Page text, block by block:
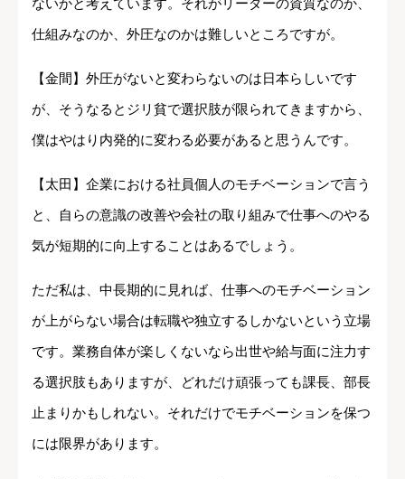
ないかと考えています。それがリーダーの資質なのか、
仕組みなのか、外圧なのかは難しいところですが。
【金間】外圧がないと変わらないのは日本らしいです
が、そうなるとジリ貧で選択肢が限られてきますから、
僕はやはり内発的に変わる必要があると思うんです。
【太田】企業における社員個人のモチベーションで言う
と、自らの意識の改善や会社の取り組みで仕事へのやる
気が短期的に向上することはあるでしょう。
ただ私は、中長期的に見れば、仕事へのモチベーション
が上がらない場合は転職や独立するしかないという立場
です。業務自体が楽しくないなら出世や給与面に注力す
る選択肢もありますが、どれだけ頑張っても課長、部長
止まりかもしれない。それだけでモチベーションを保つ
には限界があります。